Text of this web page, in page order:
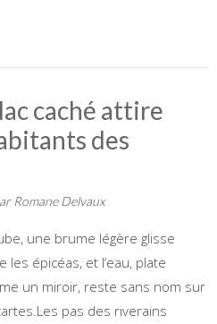
caché attire
des
Romane Delvaux
une brume légère glisse
les épicéas, et l’eau, plate
un miroir, reste sans nom sur
pas des riverains